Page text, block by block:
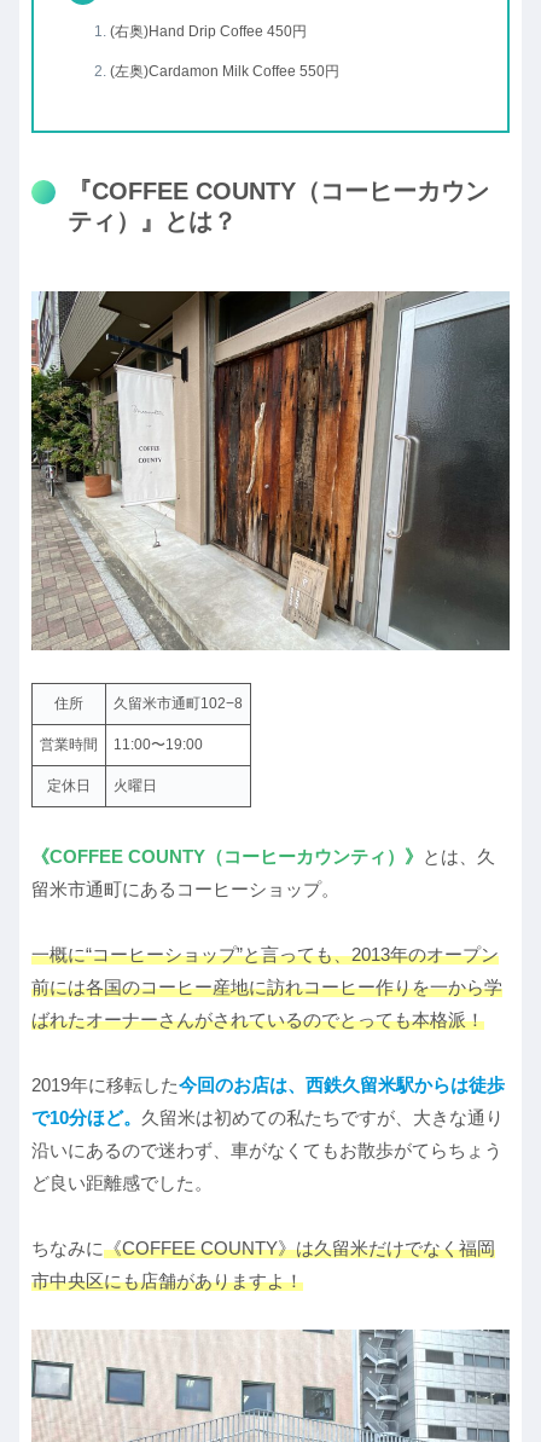
(右奥)Hand Drip Coffee 450円
(左奥)Cardamon Milk Coffee 550円
『COFFEE COUNTY（コーヒーカウン
ティ）』とは？
住所 久留米市通町102−8
営業時間 11:00〜19:00
定休日 火曜日
《COFFEE COUNTY（コーヒーカウンティ）》 とは、久
留米市通町にあるコーヒーショップ。
一概に“コーヒーショップ”と言っても、2013年のオープン
前には各国のコーヒー産地に訪れコーヒー作りを一から学
ばれたオーナーさんがされているのでとっても本格派！
2019年に移転した今回のお店は、西鉄久留米駅からは徒歩
で10分ほど。 久留米は初めての私たちですが、大きな通り
沿いにあるので迷わず、車がなくてもお散歩がてらちょう
ど良い距離感でした。
ちなみに《COFFEE COUNTY》は久留米だけでなく福岡
市中央区にも店舗がありますよ！